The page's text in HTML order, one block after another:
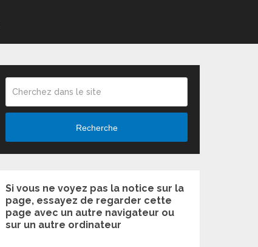
Recherche
Si vous ne voyez pas la notice sur la
page, essayez de regarder cette
page avec un autre navigateur ou
sur un autre ordinateur